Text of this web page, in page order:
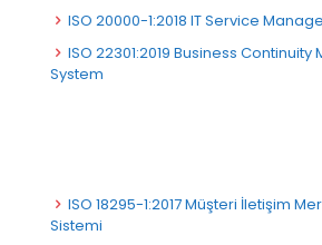
ISO 20000-1:2018 IT Service
ISO 22301:2019 Business
System
ISO 18295-1:2017 Müşteri İletişim
Sistemi